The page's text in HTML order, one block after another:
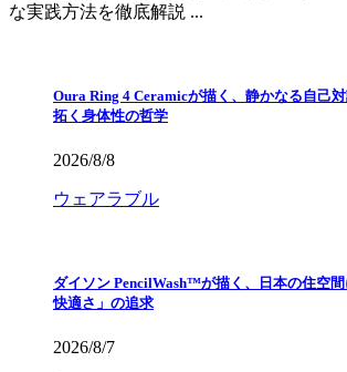
な実践方法を徹底解説 ...
Oura Ring 4 Ceramicが描く、静かなる自己
拓く身体性の哲学
2026/8/8
ウェアラブル
ダイソン PencilWash™が描く、日本の住空
快適さ」の追求
2026/8/7